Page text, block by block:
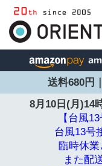
送料680円
8月10日(月)14
【台風
台風13号
臨時休業
また配